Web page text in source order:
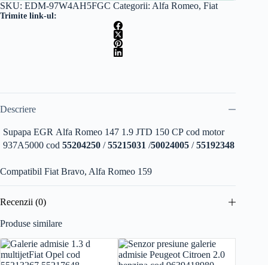
SKU: EDM-97W4AH5FGC Categorii: Alfa Romeo, Fiat
Trimite link-ul:
Descriere
Supapa EGR Alfa Romeo 147 1.9 JTD 150 CP cod motor
937A5000 cod 55204250 /55215031 /50024005 /55192348
Compatibil Fiat Bravo, Alfa Romeo 159
Recenzii (0)
Produse similare